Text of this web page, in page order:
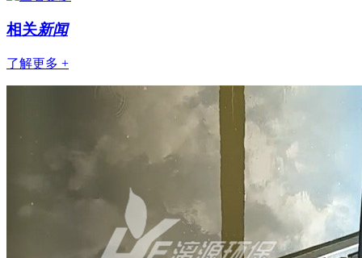
相关新闻
了解更多 +